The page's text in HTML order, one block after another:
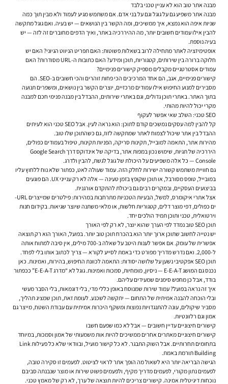
מבנה אתר טוב הוא לא עניין טכני בלבד
מבנה אתר משפיע גם על גוגל וגם על בני אדם. אם משתמש מגיע לעמוד ולא מבין תוך כמה
שניות איפה הוא נמצא, איך ממשיכים, ומה הקשר בין הנושאים — יש בעיה. ואם גוגל מתקשה
להבין אילו עמודים חשובים יותר, מה ההיררכיה באתר, ואיך הדפים מחוברים זה לזה — יש
בעיה נוספת.
אופטימיזציה לאתר מתחילה לרוב בשאלות פשוטות: האם תפריט הניווט הגיוני? האם יש
חלוקה ברורה בין שירותים, קטגוריות, תוכן ומידע? האם כתובות ה-URL מסודרות? האם
עמודים אסטרטגיים מקבלים מספיק קישורים פנימיים?
קישורים פנימיים, אגב, הם אחד המרכיבים הכי פחות זוהרים והכי חשובים ב-SEO. הם
מסבירים למנוע החיפוש אילו עמודים מרכזיים, יוצרים הקשר בין נושאים, ומשפרים תנועה
בתוך האתר. באתרי תוכן גדולים, וגם באתרי שירותים, ההבדל בין מבנה פנימי חכם למבנה
מקרי יכול להיות מהותי.
SEO טכני: השלב שאי אפשר לעקוף
קל להבין למה עסקים נמשכים קודם לתוכן: הוא נראה לעין. אבל SEO טכני הוא לעיתים
ההבדל בין אתר שיכול לצמוח לאתר שמתקשה לזוז, גם כשהתוכן שלו טוב.
מהירות אתר, התאמה למובייל, תקינות סריקה, הפניות תקינות, טיפול בעמודים כפולים,
היררכיה של תגיות, שימוש נכון במפות אתר, בדיקה של אינדוקס דרך Google Search
Console — כל אלה משפיעים על היכולת של גוגל לגשת, להבין ולדרג.
גם חוויית משתמש קשורה ישירות לחלק הזה. עמוד שעולה לאט, כפתור שלא נוח ללחוץ עליו
במובייל, טופס מסורבל, או תוכן שקופץ בזמן טעינה — אלה לא רק ענייני UX. הם פוגעים
בביצועים העסקיים, ובמקרים רבים גם ביכולת להתקדם אורגנית.
אצל אתרי איקומרס, למשל, הבעיות הטכניות מתרחבות במהירות: פילטרים שמייצרים URL-
ים כפולים, דפי מוצר דלים, קטגוריות חלשות, או מלאי משתנה שיוצר שגיאות. בקידום חנות
וירטואלית, טכני ותוכן תמיד הולכים יחד.
תוכן SEO טוב נמדד לפי הערך שהוא יוצר, לא רק לפי האורך
יש נטייה לחשוב שתוכן ארוך יותר הוא בהכרח תוכן טוב יותר. בפועל, האורך הוא רק תוצאה
אפשרית של עומק. אם אפשר לענות היטב על שאלה ב-700 מילים, אין סיבה למתוח אותה
ל-2,000. ואם נדרש מדריך מפורט כדי באמת לסייע לקורא — צריך לכתוב אותו בלי לפחד.
תוכן SEO אפקטיבי נשען על שלושה יסודות: התאמה לכוונת החיפוש, בהירות, ואמינות. כאן
נכנס גם המושג E-E-A-T — ניסיון, מומחיות, סמכות ואמינות. גוגל לא “מדרג E-E-A-T” ככפתור
בודד, אבל כן מחפש סימנים שמעידים עליהם.
איך זה נראה בפועל? עמוד שירות שמנוסח באופן כללי מדי, בלי דוגמאות, בלי הסבר מעשי
ובלי הוכחה להבנה אמיתית של התחום — יתקשה לשכנע. לעומת זאת, תוכן שמציג תהליך,
מסביר שיקולים, עונה להתנגדויות נפוצות ומשקף היכרות אמיתית עם עבודת השטח, מייצר גם
אמון וגם רלוונטיות.
קישורים חיצוניים עדיין חשובים — אבל לא כמו שפעם חשבו
קישורים חיצוניים מאתרים אחרים ממשיכים להיות אות משמעותי של אמון וסמכות, במיוחד
בתחומים תחרותיים. אבל השוק התבגר. לא כל קישור מועיל, ובוודאי שלא כל פעילות Link
Building תורמת באמת.
הגישה הבריאה יותר היא לשאול מה הופך אתר לראוי לציטוט. לפעמים זו סקירה טובה,
לפעמים נתון מקורי, לפעמים מדריך מקיף, ולפעמים פשוט שירות או מוצר שנבנתה סביבם
נוכחות דיגיטלית אמינה. קישורים צריכים להיות תוצאה של ערך, לא רק של מאמץ טכני.